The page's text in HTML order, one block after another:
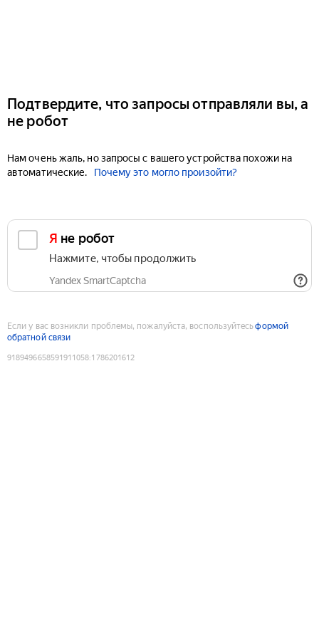
Подтвердите, что запросы отправляли вы, а
не робот
Нам очень жаль, но запросы с вашего устройства похожи на
автоматические.
Почему это могло произойти?
Я не робот
Нажмите, чтобы продолжить
Yandex SmartCaptcha
Если у вас возникли проблемы, пожалуйста, воспользуйтесьформой
обратной связи
9189496658591911058:1786201612